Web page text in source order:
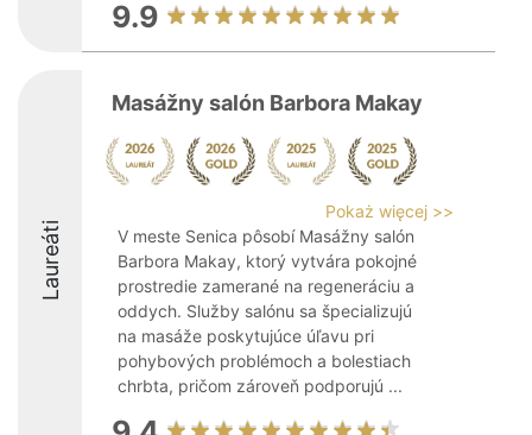
9.9
Laureáti
Masážny salón Barbora Makay
Pokaż więcej >>
V meste Senica pôsobí Masážny salón
Barbora Makay, ktorý vytvára pokojné
prostredie zamerané na regeneráciu a
oddych. Služby salónu sa špecializujú
na masáže poskytujúce úľavu pri
pohybových problémoch a bolestiach
chrbta, pričom zároveň podporujú ...